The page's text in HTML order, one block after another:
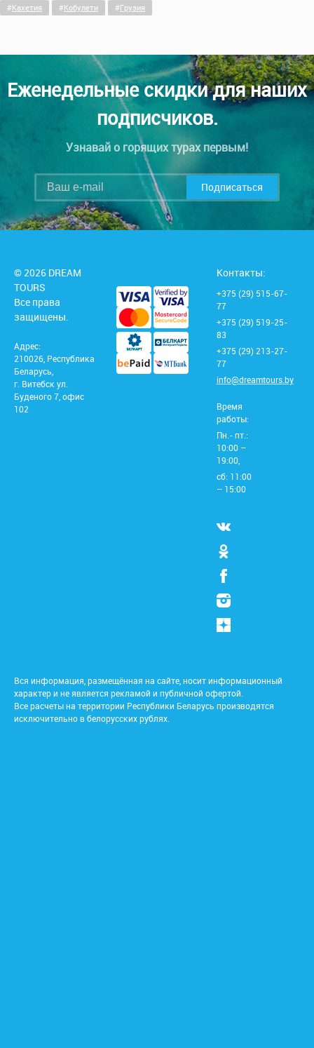
Кахетия
Кобулети Грузия
Еженедельные скидки для наших
подписчиков.
Узнавай о горящих турах первым!
Подписаться
© 2026 DREAM
TOURS
Все права
защищены.
Адрес:
210026, Республика
Беларусь,
г. Витебск ул.
Буденого 7, офис
102
Контакты:
+375 (29) 515-67-
77
+375 (29) 519-25-
83
+375 (29) 213-27-
77
info@dreamtours.by
Время
работы:
Пн.- пт.:
10:00 –
19:00,
сб: 11:00
– 15:00
Вся информация, размещённая на сайте, носит информационный
характер и не является рекламой и публичной офертой.
Все расчеты на территории Республики Беларусь производятся
исключительно в белорусских рублях.